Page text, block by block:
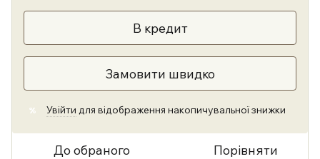
В кредит
Замовити швидко
% Увійти для відображення накопичувальної знижки
До обраного Порівняти